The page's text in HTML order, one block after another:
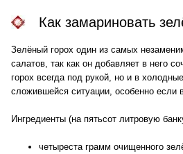
Как замариновать
Зелёный горох один из самых
салатов, так как он добавляет в него
горох всегда под рукой, но и в
сложившейся ситуации, особенно если
Ингредиенты (на пятьсот литровую
четыреста грамм очищенного